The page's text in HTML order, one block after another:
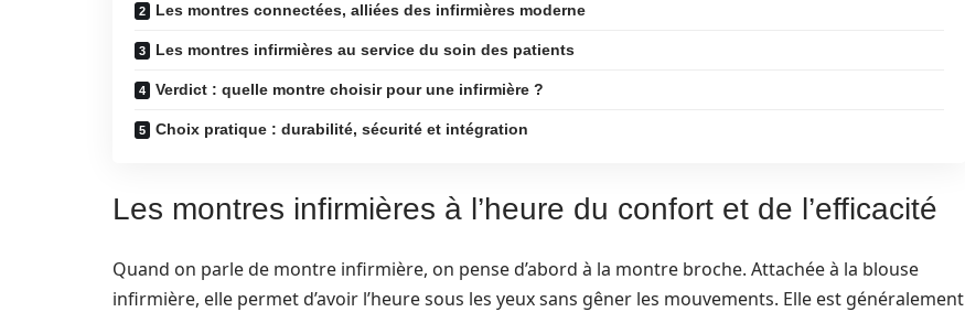
Les montres connectées, alliées des infirmières moderne
Les montres infirmières au service du soin des patients
Verdict : quelle montre choisir pour une infirmière ?
Choix pratique : durabilité, sécurité et intégration
Les montres infirmières à l’heure du confort et de l’efficacité
Quand on parle de montre infirmière, on pense d’abord à la montre broche. Attachée à la blouse
infirmière, elle permet d’avoir l’heure sous les yeux sans gêner les mouvements. Elle est généralement